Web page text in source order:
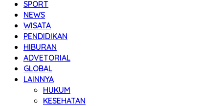
SPORT
NEWS
WISATA
PENDIDIKAN
HIBURAN
ADVETORIAL
GLOBAL
LAINNYA
HUKUM
KESEHATAN